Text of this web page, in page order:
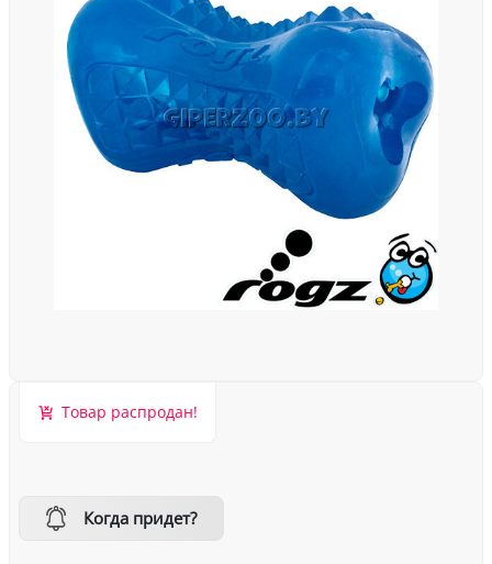
Товар распродан!
Когда придет?